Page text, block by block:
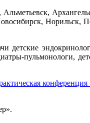
Норильск,
пульмонологи,